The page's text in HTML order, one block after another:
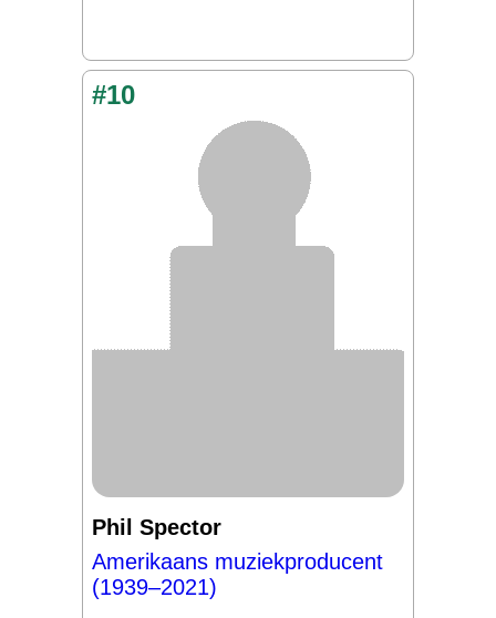
#10
Phil Spector
Amerikaans muziekproducent
(1939–2021)